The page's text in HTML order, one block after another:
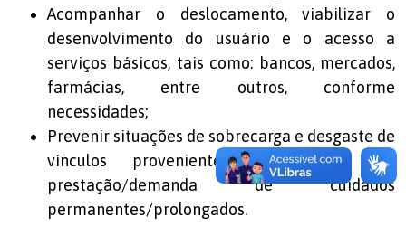
Acompanhar o deslocamento, viabilizar o
desenvolvimento do usuário e o acesso a
serviços básicos, tais como: bancos, mercados,
farmácias, entre outros, conforme
necessidades;
Prevenir situações de sobrecarga e desgaste de
vínculos provenientes da relação de
prestação/demanda de cuidados
permanentes/prolongados.